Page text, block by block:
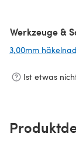
Werkzeuge &
3,00mm
Ist etwas